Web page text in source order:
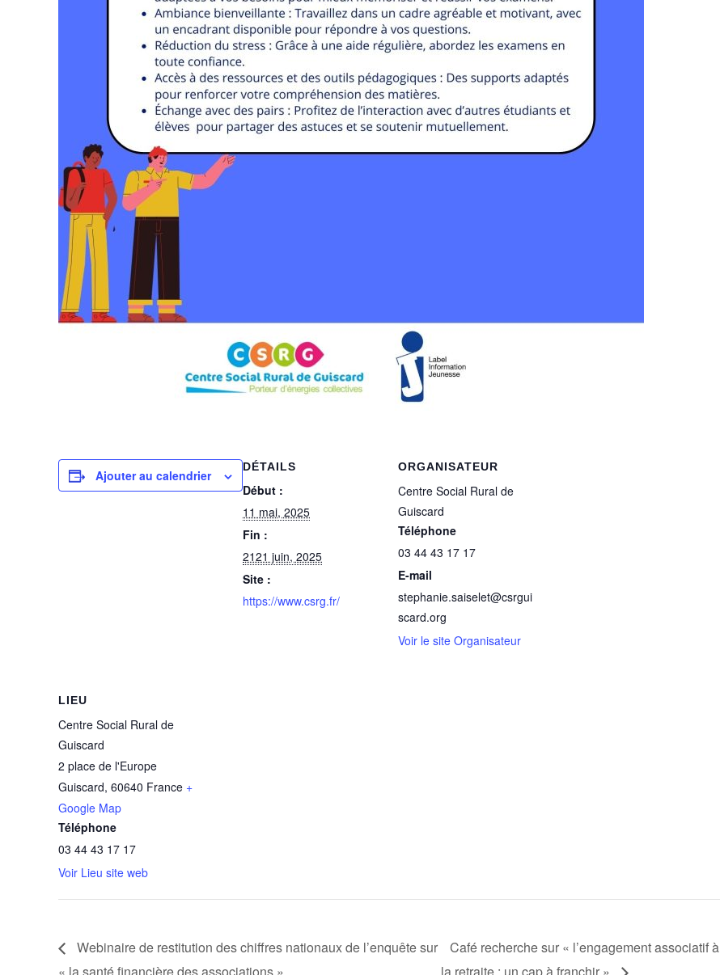
Ajouter au calendrier
DÉTAILS
Début :
11 mai, 2025
Fin :
2121 juin, 2025
Site :
https://www.csrg.fr/
ORGANISATEUR
Centre Social Rural de
Guiscard
Téléphone
03 44 43 17 17
E-mail
stephanie.saiselet@csrgui
scard.org
Voir le site Organisateur
LIEU
Centre Social Rural de
Guiscard
2 place de l'Europe
Guiscard, 60640 France +
Google Map
Téléphone
03 44 43 17 17
Voir Lieu site web
Webinaire de restitution des chiffres nationaux de l’enquête sur
« la santé financière des associations »
Café recherche sur « l’engagement associatif à
la retraite : un cap à franchir »